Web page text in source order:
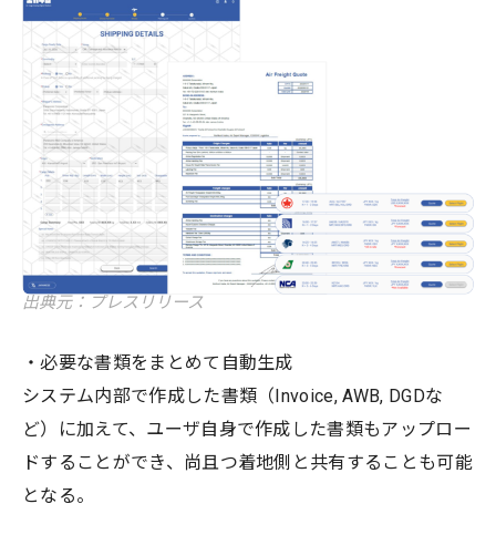
出典元：プレスリリース
・必要な書類をまとめて自動生成
システム内部で作成した書類（Invoice, AWB, DGDな
ど）に加えて、ユーザ自身で作成した書類もアップロー
ドすることができ、尚且つ着地側と共有することも可能
となる。